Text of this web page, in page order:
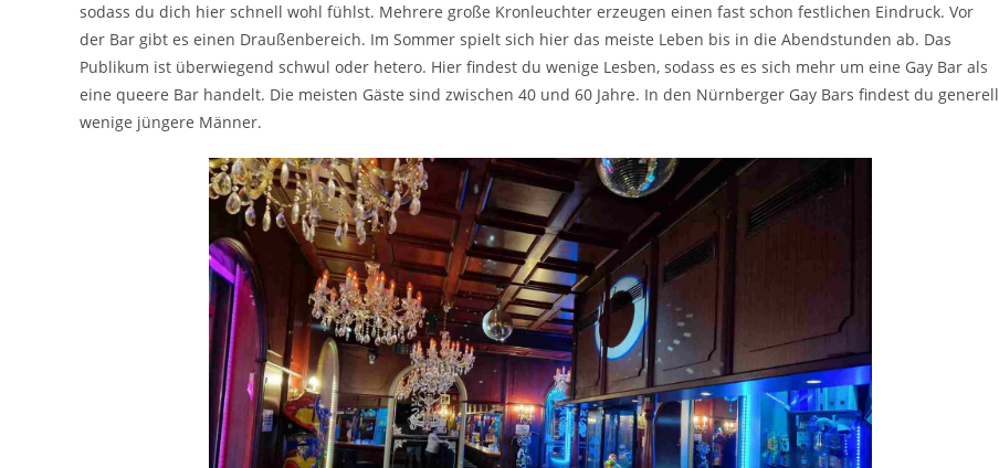
sodass du dich hier schnell wohl fühlst. Mehrere große Kronleuchter erzeugen einen fast schon festlichen Eindruck. Vor
der Bar gibt es einen Draußenbereich. Im Sommer spielt sich hier das meiste Leben bis in die Abendstunden ab. Das
Publikum ist überwiegend schwul oder hetero. Hier findest du wenige Lesben, sodass es es sich mehr um eine Gay Bar als
eine queere Bar handelt. Die meisten Gäste sind zwischen 40 und 60 Jahre. In den Nürnberger Gay Bars findest du generell
wenige jüngere Männer.